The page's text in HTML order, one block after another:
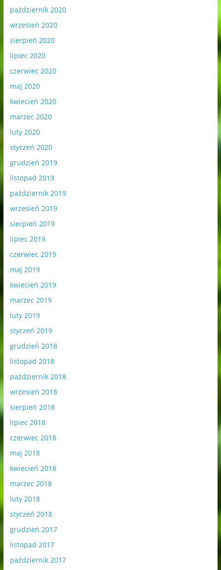
październik 2020
wrzesień 2020
sierpień 2020
lipiec 2020
czerwiec 2020
maj 2020
kwiecień 2020
marzec 2020
luty 2020
styczeń 2020
grudzień 2019
listopad 2019
październik 2019
wrzesień 2019
sierpień 2019
lipiec 2019
czerwiec 2019
maj 2019
kwiecień 2019
marzec 2019
luty 2019
styczeń 2019
grudzień 2018
listopad 2018
październik 2018
wrzesień 2018
sierpień 2018
lipiec 2018
czerwiec 2018
maj 2018
kwiecień 2018
marzec 2018
luty 2018
styczeń 2018
grudzień 2017
listopad 2017
październik 2017